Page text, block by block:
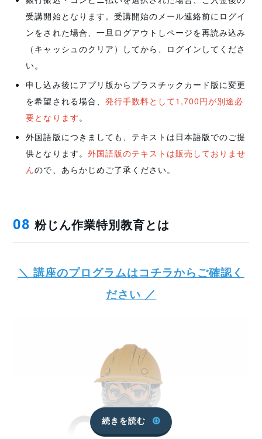
自分の都合のよい時間に受講できるのがとてもよか
M.M 様
仕事をしていても、自分の都合のよい時間に受講でき
るのがとてもよかったです。 また、色々な特別教育が
あるので、「この受講が終わったら、次はこれを受け
たい」と、自分のペースで計画立てられたのも、大き
かったです。 もっと色々な受講が増えたらもっと嬉し
いです。
講習の種類も沢山あるので今後も取得していきたい
分からない時の電話対応もとても親切でした。領収書
講習の種類も沢山あるので今後も取得していきたいで
講義内容、PDFテキストは、文句無く大変満足
受講開始となります。受講開始のメール連絡前にログイ
ンをされた場合、一旦ログアウトしページを再読み込み
（キャッシュのクリア）してから、ログインしてくださ
い。
申し込み後にアプリ版からプラスチックカード版に変更
を希望される場合、 発行手数料として1,700円が別途必
要となります。
外国語版につきましても、テキストは日本語版でのご提
供となります。 外国語版のテキストは販売しておりませ
んので、あらかじめご了承ください。
08 粉じん作業特別教育とは
＼ 講座のプログラムはコチラからご確認く
ださい ／
続きを読む